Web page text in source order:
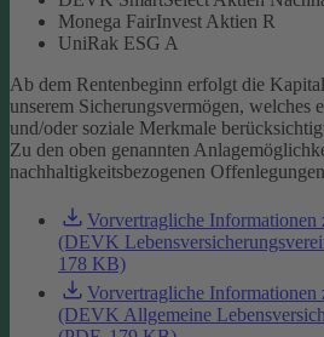
Monega FairInvest Aktien R
UniRak ESG A
Ab dem Rentenbeginn erfolgt die
unserem Sicherungsvermögen, welches
und/oder soziale Merkmale
Zu den oben genannten
nachhaltigkeitsbezogenen
Vorvertragliche Informationen
(DEVK
178 KB)
Vorvertragliche Informationen
(DEVK Allgemeine